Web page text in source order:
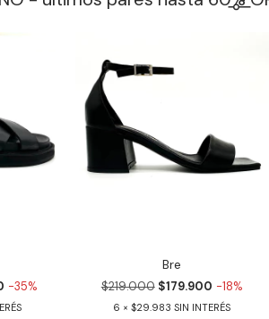
-35%
Bre
$219.000 $179.900 -18%
6
$29.983